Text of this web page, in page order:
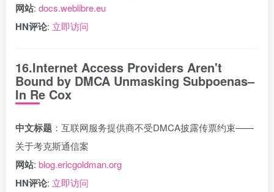
网站: docs.weblibre.eu
HN评论: 立即访问
16.Internet Access Providers Aren't
Bound by DMCA Unmasking Subpoenas–
In Re Cox
中文标题 ：互联网服务提供商不受DMCA披露传票约束——
关于考克斯通信案
网站: blog.ericgoldman.org
HN评论: 立即访问